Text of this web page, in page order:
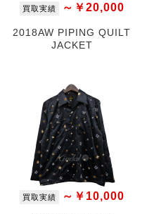
買取実績 ～￥20,000
2018AW PIPING QUILT
JACKET
買取実績 ～￥10,000